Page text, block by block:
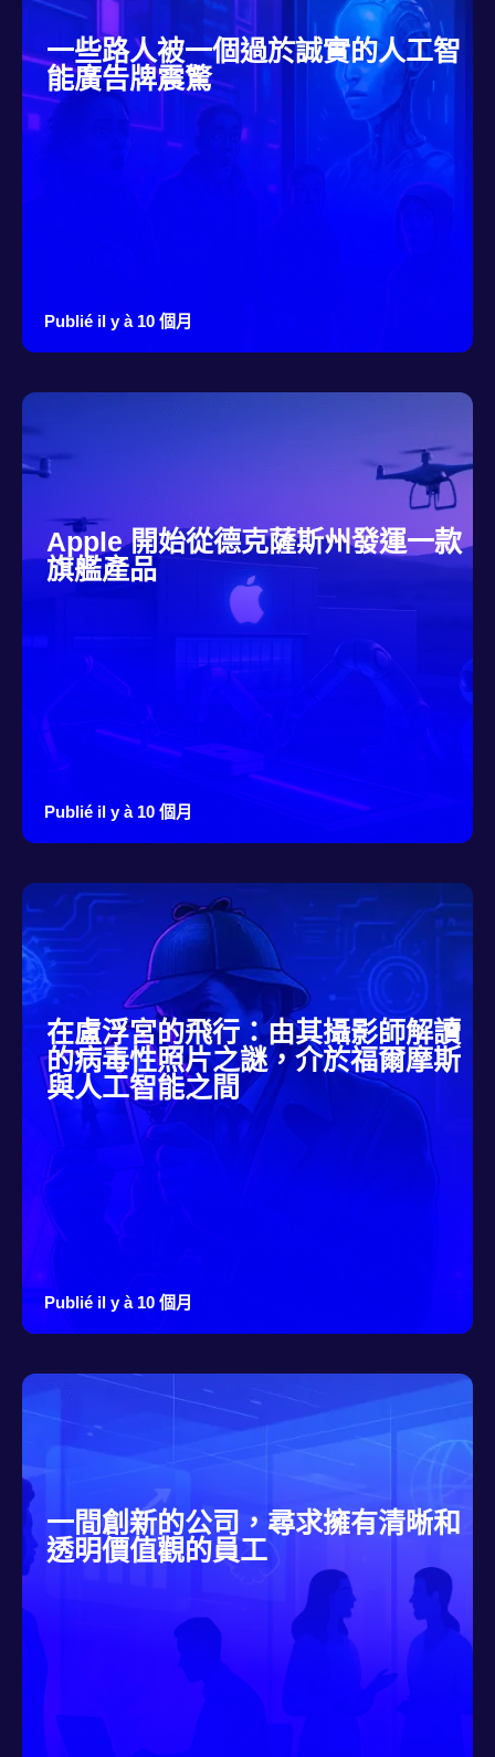
一些路人被一個過於誠實的人工智
能廣告牌震驚
Publié il y à 10 個月
Apple 開始從德克薩斯州發運一款
旗艦產品
Publié il y à 10 個月
在盧浮宮的飛行：由其攝影師解讀
的病毒性照片之謎，介於福爾摩斯
與人工智能之間
Publié il y à 10 個月
一間創新的公司，尋求擁有清晰和
透明價值觀的員工